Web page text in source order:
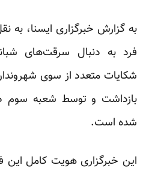
به گزارش خبرگزاری ایسنا، به
فرد به دنبال سرقت‌های
شکایات متعدد از سوی
بازداشت و توسط شعبه سوم
شده است.
این خبرگزاری هویت کامل این